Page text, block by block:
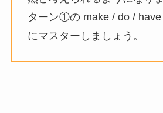
ターン①の make / do /
にマスターしましょう。